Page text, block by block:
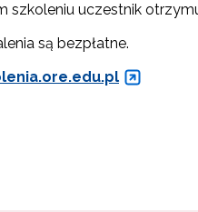
szkoleniu uczestnik
są bezpłatne.